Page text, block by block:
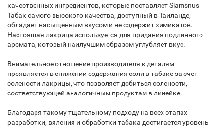
качественных ингредиентов, которые поставляет Siamsnus.
Табак самого высокого качества, доступный в Таиланде,
обладает насыщенным вкусом и не содержит химикатов.
Настоящая лакрица используется для придания подлинного
аромата, который наилучшим образом углубляет вкус.
Внимательное отношение производителя к деталям
проявляется в снижении содержания соли в табаке за счет
солености лакрицы, что позволяет добиться солености,
соответствующей аналогичным продуктам в линейке.
Благодаря такому тщательному подходу на всех этапах
разработки, вяления и обработки табака достигается уровень